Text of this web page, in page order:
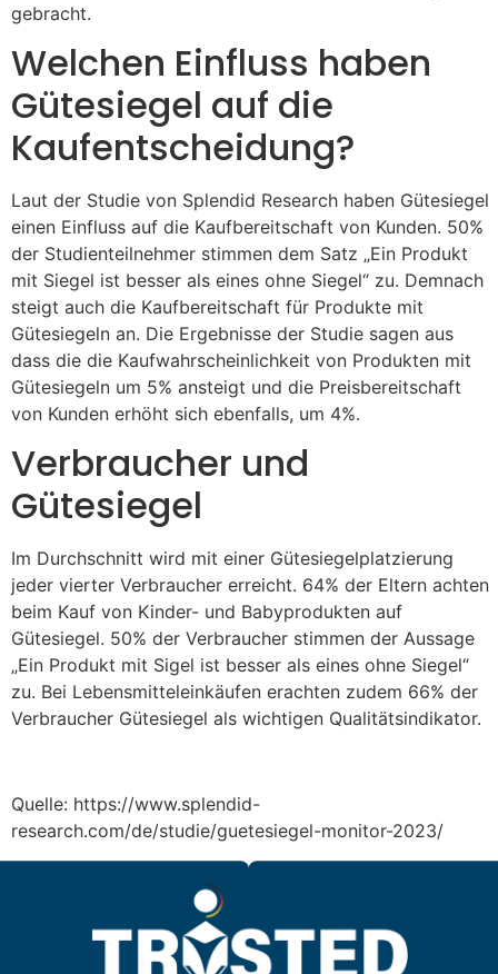
gebracht.
Welchen Einfluss haben
Gütesiegel auf die
Kaufentscheidung?
Laut der Studie von Splendid Research haben Gütesiegel
einen Einfluss auf die Kaufbereitschaft von Kunden. 50%
der Studienteilnehmer stimmen dem Satz „Ein Produkt
mit Siegel ist besser als eines ohne Siegel“ zu. Demnach
steigt auch die Kaufbereitschaft für Produkte mit
Gütesiegeln an. Die Ergebnisse der Studie sagen aus
dass die die Kaufwahrscheinlichkeit von Produkten mit
Gütesiegeln um 5% ansteigt und die Preisbereitschaft
von Kunden erhöht sich ebenfalls, um 4%.
Verbraucher und
Gütesiegel
Im Durchschnitt wird mit einer Gütesiegelplatzierung
jeder vierter Verbraucher erreicht. 64% der Eltern achten
beim Kauf von Kinder- und Babyprodukten auf
Gütesiegel. 50% der Verbraucher stimmen der Aussage
„Ein Produkt mit Sigel ist besser als eines ohne Siegel“
zu. Bei Lebensmitteleinkäufen erachten zudem 66% der
Verbraucher Gütesiegel als wichtigen Qualitätsindikator.
Quelle: https://www.splendid-
research.com/de/studie/guetesiegel-monitor-2023/